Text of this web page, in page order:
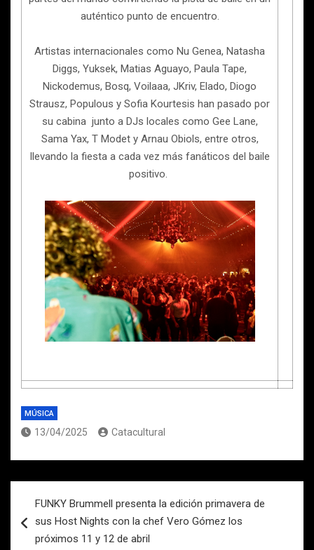
auténtico punto de encuentro.
Artistas internacionales como Nu Genea, Natasha
Diggs, Yuksek, Matias Aguayo, Paula Tape,
Nickodemus, Bosq, Voilaaa, JKriv, Elado, Diogo
Strausz, Populous y Sofia Kourtesis han pasado por
su cabina junto a DJs locales como Gee Lane,
Sama Yax, T Modet y Arnau Obiols, entre otros,
llevando la fiesta a cada vez más fanáticos del baile
positivo.
MÚSICA
13/04/2025 Catacultural
de
entradas
FUNKY Brummell presenta la edición primavera de
sus Host Nights con la chef Vero Gómez los
próximos 11 y 12 de abril